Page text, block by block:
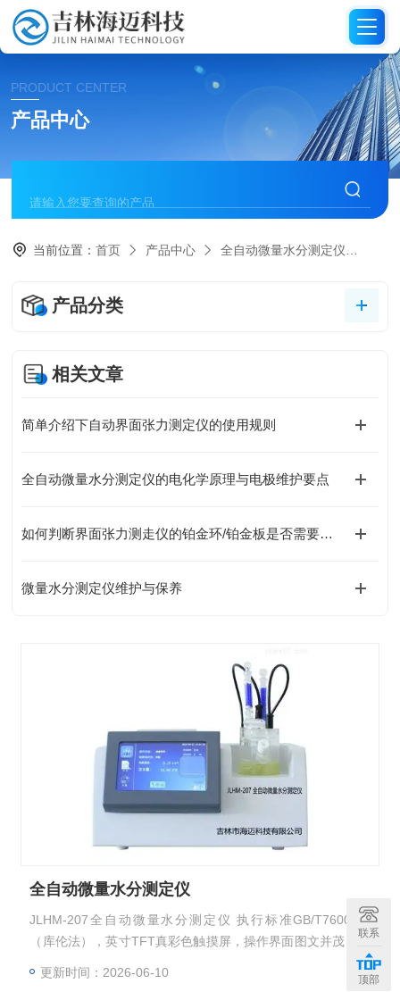
PRODUCT CENTER
产品中心
当前位置：首页 产品中心 全自动微量水分测定仪
产品分类
相关文章
简单介绍下自动界面张力测定仪的使用规则
全自动微量水分测定仪的电化学原理与电极维护要点
如何判断界面张力测走仪的铂金环/铂金板是否需要更换?
微量水分测定仪维护与保养
全自动微量水分测定仪
JLHM-207全自动微量水分测定仪 执行标准GB/T7600-87
（库伦法），英寸TFT真彩色触摸屏，操作界面图文并茂，人
机交互简洁易用。采用32位微处理器作为主控核心，新一代智
能型操作系统。采用程序控制，直接重显示屏上调整搅拌速
更新时间：2026-06-10
联系
顶部